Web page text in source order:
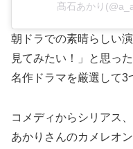
髙石あかり
朝ドラでの素晴らしい
見てみたい！」と思っ
名作ドラマを厳選して3
コメディからシリアス
あかりさんのカメレオ